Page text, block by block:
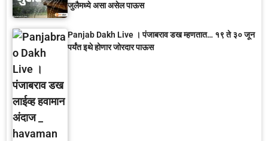
जुलैमध्ये असा असेल पाऊस
Panjab Dakh Live । पंजाबराव डख म्हणतात… १९ ते ३० जून
पर्यंत इथे होणार जोरदार पाऊस